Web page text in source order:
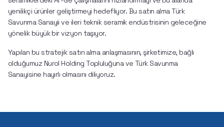
yenilikçi ürünler geliştirmeyi hedefliyor. Bu satın alma Türk
Savunma Sanayii ve ileri teknik seramik endüstrisinin geleceğine
yönelik büyük bir vizyon taşıyor.
Yapılan bu stratejik satın alma anlaşmasının, şirketimize, bağlı
olduğumuz Nurol Holding Topluluğuna ve Türk Savunma
Sanayisine hayırlı olmasını diliyoruz.